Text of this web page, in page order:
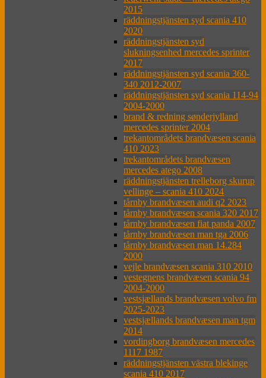
2015
räddningstjänsten syd scania 410
2020
räddningstjänsten syd
slukningsenhed mercedes sprinter
2017
räddningstjänsten syd scania 360-
340 2012-2007
räddningstjänsten syd scania 114-94
2004-2000
brand & redning sønderjylland
mercedes sprinter 2004
trekantområdets brandvæsen scania
410 2023
trekantområdets brandvæsen
mercedes atego 2008
räddningstjänsten trelleborg skurup
vellinge – scania 410 2024
tårnby brandvæsen audi q2 2023
tårnby brandvæsen scania 320 2017
tårnby brandvæsen fiat panda 2007
tårnby brandvæsen man tga 2006
tårnby brandvæsen man 14.284
2000
vejle brandvæsen scania 310 2010
vestegnens brandvæsen scania 94
2004-2000
vestsjællands brandvæsen volvo fm
2025-2023
vestsjællands brandvæsen man tgm
2014
vordingborg brandvæsen mercedes
1117 1987
räddningstjänsten västra blekinge
scania 410 2017